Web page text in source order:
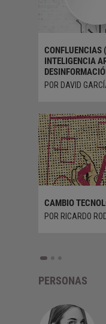
CONFLUENCIAS
INTELIGENCIA
POR DAVID
CAMBIO
POR RICARDO
PERSONAS